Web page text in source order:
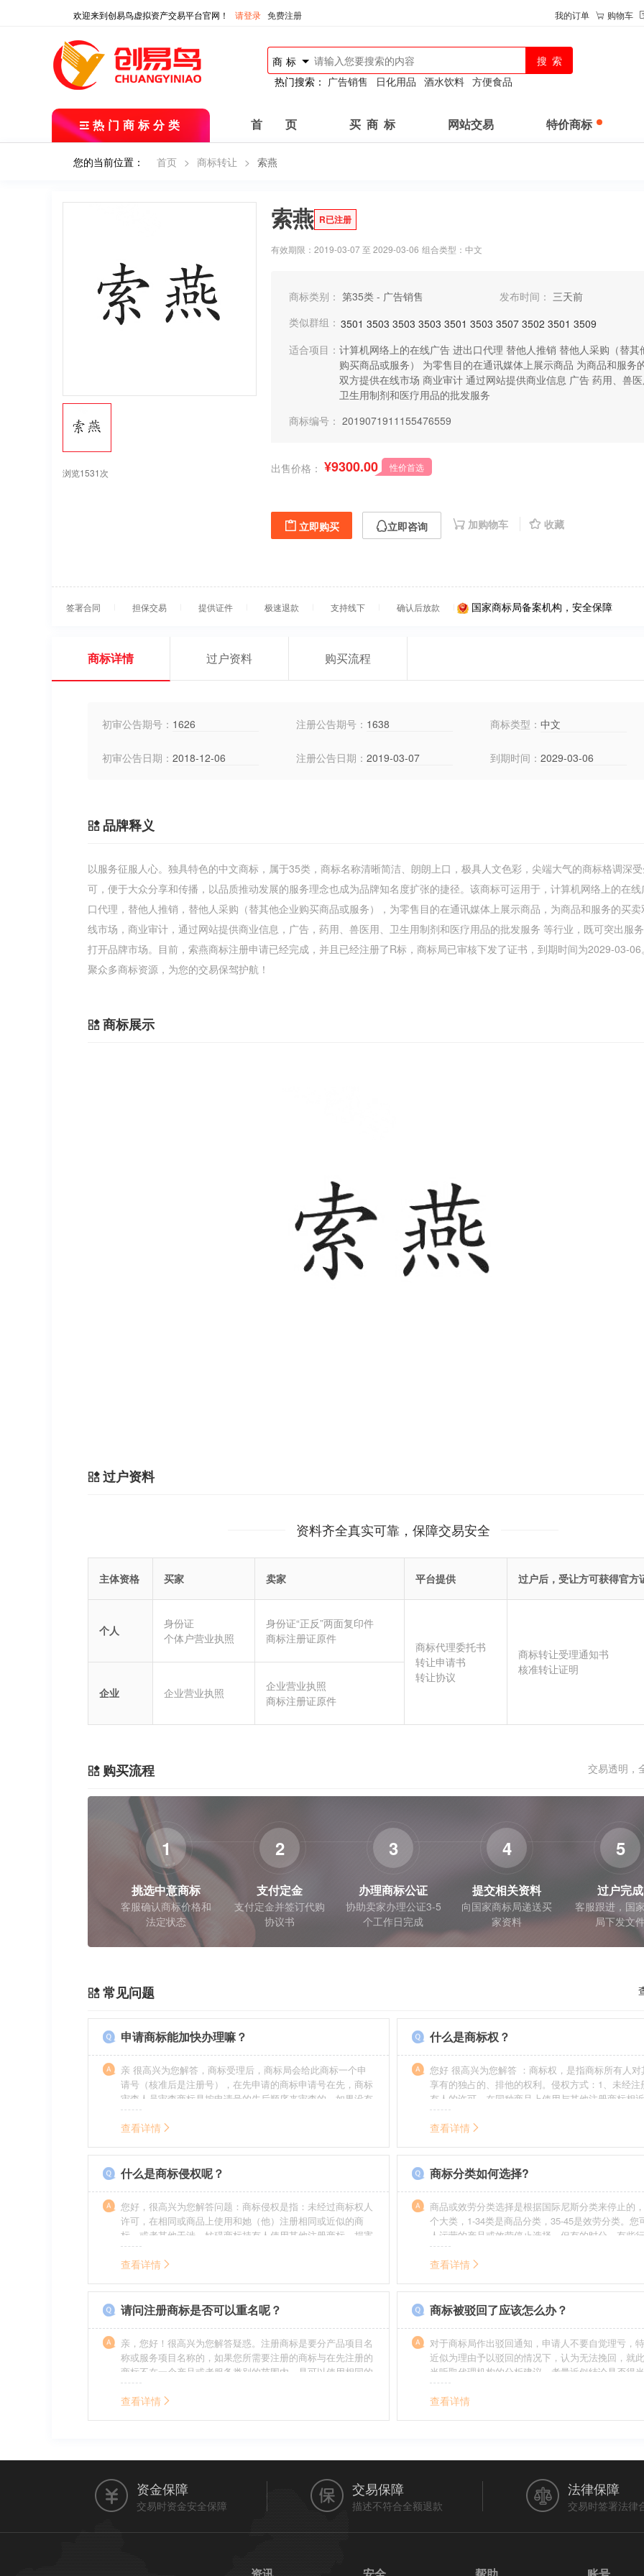
欢迎来到创易鸟虚拟资产交易平台官网！ 请登录 免费注册 我的订单 购物车
商标
热门搜索： 广告销售 日化用品 酒水饮料 方便食品
热门商标分类 首 页 买 商 标 网站交易 特价商标
您的当前位置： 首页 > 商标转让 > 索燕
浏览1531次
索燕 R已注册
有效期限：2019-03-07 至 2029-03-06 组合类型：中文
商标类别： 第35类 - 广告销售 发布时间： 三天前
类似群组： 3501 3503 3503 3503 3501 3503 3507 3502 3501 3509
适合项目： 计算机网络上的在线广告 进出口代理 替他人推销 替他人采购（替其
购买商品或服务）
为零售目的在通讯媒体上展示商品 为商品和服务
双方提供在线市场 商业审计 通过网站提供商业信息 广告 药用、兽
卫生用制剂和医疗用品的批发服务
商标编号： 2019071911155476559
出售价格： ¥9300.00 性价首选
立即购买 立即咨询 加购物车 收藏
签署合同 担保交易 提供证件 极速退款 支持线下 确认后放款 国家商标局备案机构，安全保障
商标详情 过户资料 购买流程
初审公告期号： 1626 注册公告期号： 1638 商标类型： 中文
初审公告日期： 2018-12-06 注册公告日期： 2019-03-07 到期时间： 2029-03-06
品牌释义
以服务征服人心。独具特色的中文商标，属于35类，商标名称清晰简洁、朗朗上口，极具人文色彩，尖端大气的商标格调深
可，便于大众分享和传播，以品质推动发展的服务理念也成为品牌知名度扩张的捷径。该商标可运用于，计算机网络上的在
口代理，替他人推销，替他人采购（替其他企业购买商品或服务），为零售目的在通讯媒体上展示商品，为商品和服务的买
线市场，商业审计，通过网站提供商业信息，广告，药用、兽医用、卫生用制剂和医疗用品的批发服务 等行业，既可突出服
打开品牌市场。目前，索燕商标注册申请已经完成，并且已经注册了R标，商标局已审核下发了证书，到期时间为2029-03-
聚众多商标资源，为您的交易保驾护航！
商标展示
过户资料
资料齐全真实可靠，保障交易安全
主体资格 买家 卖家 平台提供 过户后，受让方可获得官方
个人
身份证
个体户营业执照
身份证“正反”两面复印件
商标注册证原件
商标代理委托书
转让申请书
转让协议
商标转让受理通知书
核准转让证明
企业
企业营业执照
企业营业执照
商标注册证原件
购买流程 交易透明，
1
挑选中意商标
客服确认商标价格和
法定状态
2
支付定金
支付定金并签订代购
协议书
3
办理商标公证
协助卖家办理公证3-5
个工作日完成
4
提交相关资料
向国家商标局递送买
家资料
5
过户完成
客服跟进，国
局下发文
常见问题
申请商标能加快办理嘛？
亲 很高兴为您解答，商标受理后，商标局会给此商标一个申
请号（核准后是注册号），在先申请的商标申请号在先，商标
审查人员审查商标是按申请号的先后顺序来审查的，如果没有
特殊情况（受理案件需要，被异议等），不会延迟也不会提
前。
查看详情
什么是商标权？
您好 很高兴为您解答 ：商标权，是指商标所有人
享有的独占的、排他的权利。侵权方式：1、未经注
有人的许可，在同种商品上使用与其他注册商标相
的商标。2、销售明知是假冒注册商标的商品。3、
制造他人注册商标标识或者销售伪造、擅自制造的
给他人注册商标专用权造成其他损害。
查看详情
什么是商标侵权呢？
您好，很高兴为您解答问题：商标侵权是指：未经过商标权人
许可，在相同或商品上使用和她（他）注册相同或近似的商
标，或者其他干涉、妨碍商标持有人使用其他注册商标，损害
商标持有人合法权益的其他行为。侵权的人通常需要承担侵权
的责任，明知侵权的行为的人要承担赔偿的责任。情节严重
查看详情
商标分类如何选择?
商品或效劳分类选择是根据国际尼斯分类来停止的
个大类，1-34类是商品分类，35-45是效劳分类。您
人运营的产品或效劳停止选择。但有的时分，有些
在分类表中明白列出，而且也无法由一个分类就完
去，这就呈现了跨类别的状况，对这样的行业要特
无法全面的停止维护。
查看详情
请问注册商标是否可以重名呢？
亲，您好！很高兴为您解答疑惑。注册商标是要分产品项目名
称或服务项目名称的，如果您所需要注册的商标与在先注册的
商标不在一个产品或者服务类别的范围内，是可以使用相同的
名称的。希望我的回答能帮到您。
查看详情
商标被驳回了应该怎么办？
对于商标局作出驳回通知，申请人不要自觉理亏，
近似为理由予以驳回的情况下，认为无法挽回，就
当听取代理机构的分析建议，考量近似结论是否得
最终决定是选择放弃还是进行复审，从而最大限度
利益（很多商标最后取得成功都是复审争取来的，
查看详情
资金保障
交易时资金安全保障
交易保障
描述不符合全额退款
法律保障
交易时签署法律